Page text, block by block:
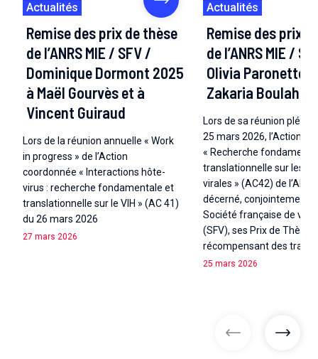
Actualités
Remise des prix de thèse
de l’ANRS MIE / SFV /
Dominique Dormont 2025
à Maël Gourvès et à
Vincent Guiraud
Lors de la réunion annuelle « Work
in progress » de l’Action
coordonnée « Interactions hôte-
virus : recherche fondamentale et
translationnelle sur le VIH » (AC 41)
du 26 mars 2026
27 mars 2026
Actualités
Remise des prix
de l’ANRS MIE /
Olivia Paronetto
Zakaria
Lors de sa réunion
25 mars 2026, l’Action
« Recherche
translationnelle sur les
virales » (AC42) de
décerné, conjointement
Société française de
(SFV), ses Prix de Thèse
récompensant des
25 mars 2026